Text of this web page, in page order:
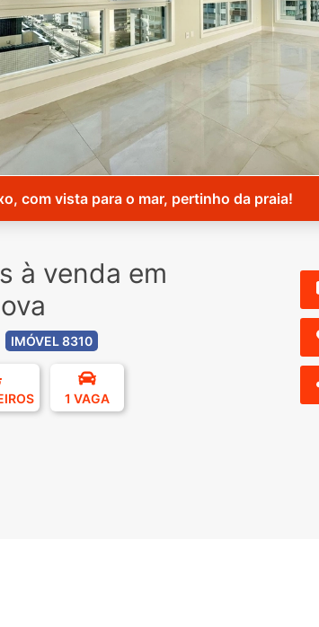
com vista para o mar, pertinho da praia!
à venda em
IMÓVEL 8310
1 VAGA